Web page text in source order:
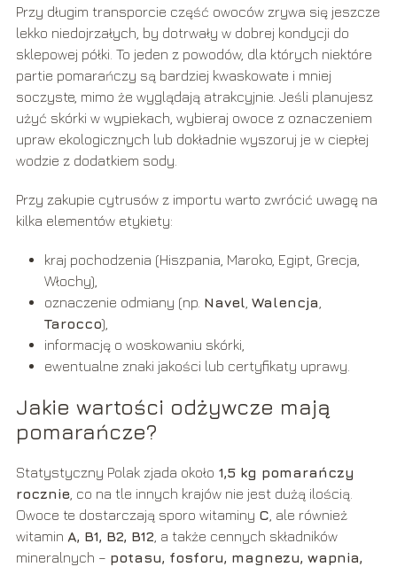
Przy długim transporcie część owoców zrywa się jeszcze
lekko niedojrzałych, by dotrwały w dobrej kondycji do
sklepowej półki. To jeden z powodów, dla których niektóre
partie pomarańczy są bardziej kwaskowate i mniej
soczyste, mimo że wyglądają atrakcyjnie. Jeśli planujesz
użyć skórki w wypiekach, wybieraj owoce z oznaczeniem
upraw ekologicznych lub dokładnie wyszoruj je w ciepłej
wodzie z dodatkiem sody.
Przy zakupie cytrusów z importu warto zwrócić uwagę na
kilka elementów etykiety:
kraj pochodzenia (Hiszpania, Maroko, Egipt, Grecja,
Włochy),
oznaczenie odmiany (np. Navel Walencja
Tarocco),
informację o woskowaniu skórki,
ewentualne znaki jakości lub certyfikaty uprawy.
Jakie wartości odżywcze mają
pomarańcze?
Statystyczny Polak zjada około 1,5 kg pomarańczy
rocznie, co na tle innych krajów nie jest dużą ilością.
Owoce te dostarczają sporo witaminy C , ale również
witamin A, B1, B2, B12 , a także cennych składników
mineralnych – potasu, fosforu, magnezu, wapnia,